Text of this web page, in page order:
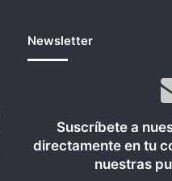
Newsletter
Suscríbete a
directamente en tu
nuestras